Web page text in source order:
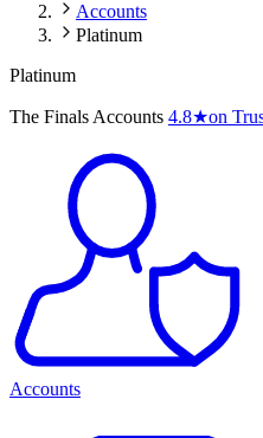
Accounts
Platinum
Platinum
The Finals Accounts 4.8★on
Accounts